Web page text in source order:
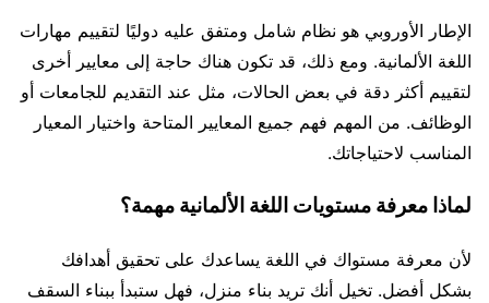
الإطار الأوروبي هو نظام شامل ومتفق عليه دوليًا لتقييم مهارات
اللغة الألمانية. ومع ذلك، قد تكون هناك حاجة إلى معايير أخرى
لتقييم أكثر دقة في بعض الحالات، مثل عند التقديم للجامعات أو
الوظائف. من المهم فهم جميع المعايير المتاحة واختيار المعيار
المناسب لاحتياجاتك.
لماذا معرفة مستويات اللغة الألمانية مهمة؟
لأن معرفة مستواك في اللغة يساعدك على تحقيق أهدافك
بشكل أفضل. تخيل أنك تريد بناء منزل، فهل ستبدأ ببناء السقف